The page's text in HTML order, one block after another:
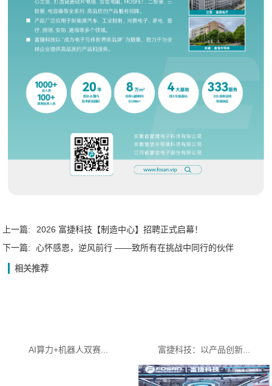
上一篇:
2026 富捷科技【制造中心】招聘正式启幕！
下一篇:
心怀感恩，逆风前行 ——致所有在挑战中同行的伙伴
相关推荐
AI算力+机器人双赛... 富捷科技：以产品创新...